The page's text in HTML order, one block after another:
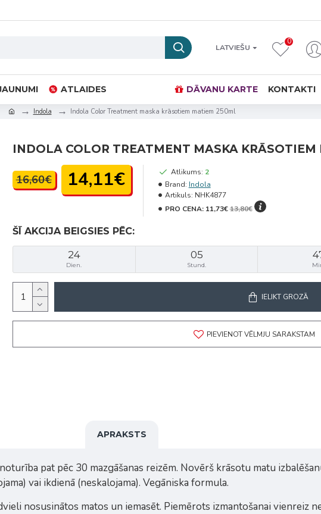
LATVIEŠU
0
ATLAIDES DĀVANU KARTE KONTAKTI
Indola Indola Color Treatment maska krāsotiem matiem 250ml
INDOLA COLOR TREATMENT MASKA
ŠĪ AKCIJA BEIGSIES PĒC:
24
Dien.
05
Stund.
16,60€ 14,11€ Atlikums: 2
Brand: Indola
Artikuls: NHK4877
PRO CENA: 11,73€13,80€
IELIKT GROZĀ
PIEVIENOT VĒLMJU SARAKSTAM
APRAKSTS
pat pēc 30 mazgāšanas reizēm. Novērš krāsotu matu
vai ikdienā (neskalojama). Vegāniska formula.
nosusinātos matos un iemasēt. Piemērots izmantošanai vienreiz